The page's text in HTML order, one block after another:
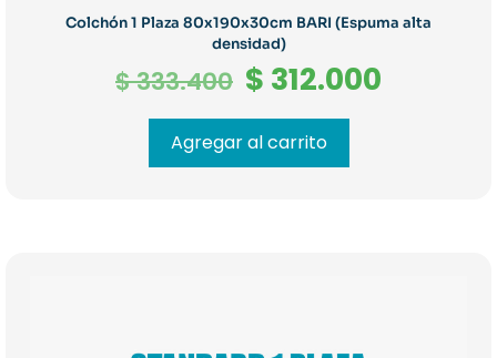
Colchón 1 Plaza 80x190x30cm BARI (Espuma alta
densidad)
$333.400 El
original
era:
$ 312.000
Agregar al carrito